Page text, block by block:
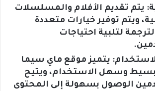
يتم تقديم الأفلام والمسلسلات
ويتم توفير خيارات متعددة
لتلبية احتياجات
يتميز موقع ماي سيما
وسهل الاستخدام، ويتيح
الوصول بسهولة إلى المحتوى